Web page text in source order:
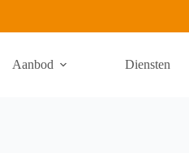
Aanbod Diensten